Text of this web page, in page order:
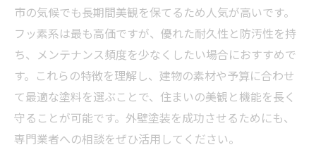
市の気候でも長期間美観を保てるため人気が高いです。
フッ素系は最も高価ですが、優れた耐久性と防汚性を持
ち、メンテナンス頻度を少なくしたい場合におすすめで
す。これらの特徴を理解し、建物の素材や予算に合わせ
て最適な塗料を選ぶことで、住まいの美観と機能を長く
守ることが可能です。外壁塗装を成功させるためにも、
専門業者への相談をぜひ活用してください。